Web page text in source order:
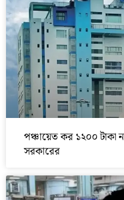
পঞ্চায়েত কর ১২০০ টাকা
সরকারের